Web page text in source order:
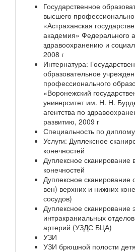
Государственное
высшего
«Астраханская
академия» Федерального
здравоохранению и
2008 г
Интернатура:
образовательное
профессионального
«Воронежский
университет им. Н. Н.
агентства по
развитию, 2009 г
Специальность по
Услуги: Дуплексное
конечностей
Дуплексное сканирование
конечностей
Дуплексное сканирование
вен) верхних и нижних
сосудов)
Дуплексное сканирование
интракраниальных
артерий (УЗДС БЦА)
УЗИ
УЗИ брюшной полости